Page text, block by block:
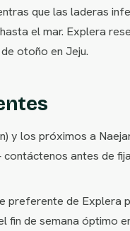
que las laderas
el mar. Explera
otoño en Jeju.
y los próximos a
antes de
preferente de Explera
fin de semana óptimo